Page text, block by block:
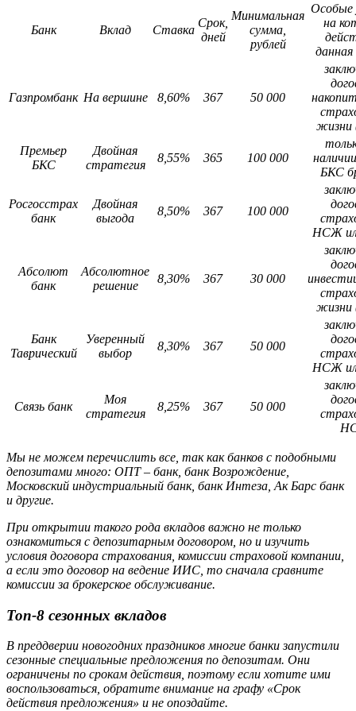
Банк Вклад Ставка
Срок,
дней
Минимальная
сумма,
рублей
Особые
на
Газпромбанк На вершине 8,60% 367 50 000
Премьер
БКС
Двойная
стратегия
8,55% 365 100 000
БКС
Росгосстрах
банк
Двойная
выгода
8,50% 367 100 000
НСЖ
Абсолют
банк
Абсолютное
решение
8,30% 367 30 000
Банк
Таврический
Уверенный
выбор
8,30% 367 50 000
НСЖ
Связь банк
Моя
стратегия
8,25% 367 50 000
Мы не можем перечислить все, так как банков с подобными
депозитами много: ОПТ – банк, банк Возрождение,
Московский индустриальный банк, банк Интеза, Ак Барс банк
и другие.
При открытии такого рода вкладов важно не только
ознакомиться с депозитарным договором, но и изучить
условия договора страхования, комиссии страховой компании,
а если это договор на ведение ИИС, то сначала сравните
комиссии за брокерское обслуживание.
Топ-8 сезонных вкладов
В преддверии новогодних праздников многие банки запустили
сезонные специальные предложения по депозитам. Они
ограничены по срокам действия, поэтому если хотите ими
воспользоваться, обратите внимание на графу «Срок
действия предложения» и не опоздайте.